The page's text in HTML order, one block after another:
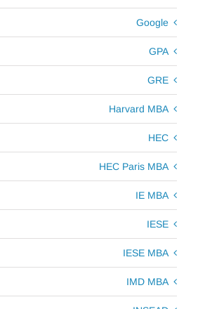
Google
GPA
GRE
Harvard MBA
HEC
HEC Paris MBA
IE MBA
IESE
IESE MBA
IMD MBA